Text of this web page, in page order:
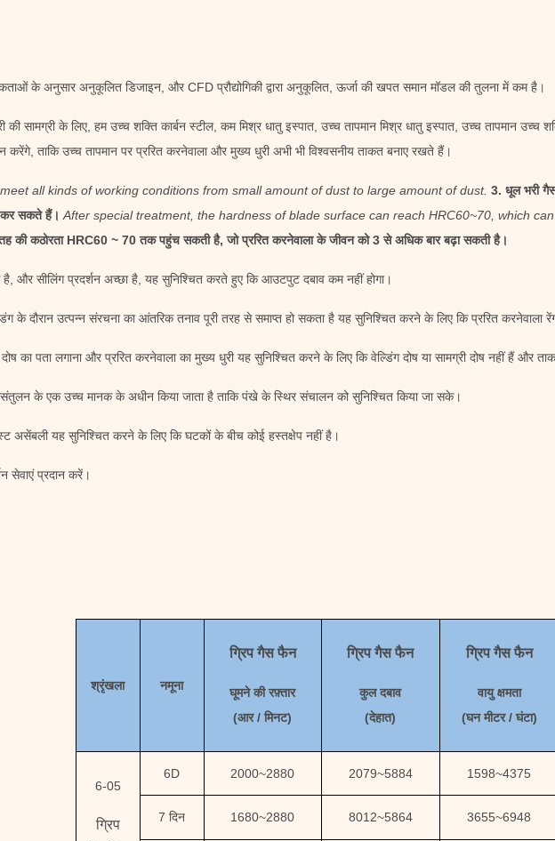
के अनुसार अनुकूलित डिजाइन, और CFD प्रौद्योगिकी द्वारा अनुकूलित, ऊर्जा की खपत समान मॉडल की तुलना में कम है।
की सामग्री के लिए, हम उच्च शक्ति कार्बन स्टील, कम मिश्र धातु इस्पात, उच्च तापमान मिश्र धातु इस्पात, उच्च तापमान
करेंगे, ताकि उच्च तापमान पर प्ररित करनेवाला और मुख्य धुरी अभी भी विश्वसनीय ताकत बनाए रखते हैं।
all kinds of working conditions from small amount of dust to large amount of dust. 3. धूल भरी
कर सकते हैं। After special treatment, the hardness of blade surface can reach HRC60~70, which
की कठोरता HRC60 ~ 70 तक पहुंच सकती है, जो प्ररित करनेवाला के जीवन को 3 से अधिक बार बढ़ा सकती है।
और सीलिंग प्रदर्शन अच्छा है, यह सुनिश्चित करते हुए कि आउटपुट दबाव कम नहीं होगा।
के दौरान उत्पन्न संरचना का आंतरिक तनाव पूरी तरह से समाप्त हो सकता है यह सुनिश्चित करने के लिए कि प्ररित करनेवाला
का पता लगाना और प्ररित करनेवाला का मुख्य धुरी यह सुनिश्चित करने के लिए कि वेल्डिंग दोष या सामग्री दोष नहीं हैं और
संतुलन के एक उच्च मानक के अधीन किया जाता है ताकि पंखे के स्थिर संचालन को सुनिश्चित किया जा सके।
असेंबली यह सुनिश्चित करने के लिए कि घटकों के बीच कोई हस्तक्षेप नहीं है।
सेवाएं प्रदान करें।
श्रृंखला नमूना
ग्रिप गैस फैन
घूमने की रफ़्तार
(आर / मिनट)
ग्रिप गैस फैन
कुल दबाव
(देहात)
ग्रिप गैस फैन
वायु क्षमता
(घन मीटर / घंटा)
6-05
ग्रिप
6D 2000~2880 2079~5884 1598~4375
7 दिन 1680~2880 8012~5864 3655~6948